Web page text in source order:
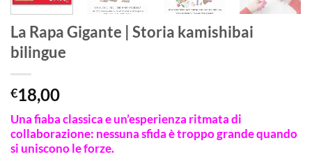
La Rapa Gigante | Storia kamishibai
bilingue
€18,00
Una fiaba classica e un’esperienza ritmata di
collaborazione: nessuna sfida è troppo grande quando
si uniscono le forze.